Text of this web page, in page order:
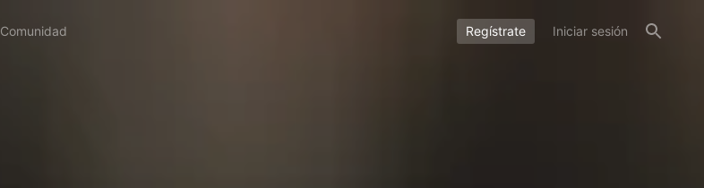
Comunidad Regístrate Iniciar sesión